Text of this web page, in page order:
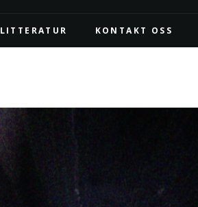
LITTERATUR KONTAKT OSS